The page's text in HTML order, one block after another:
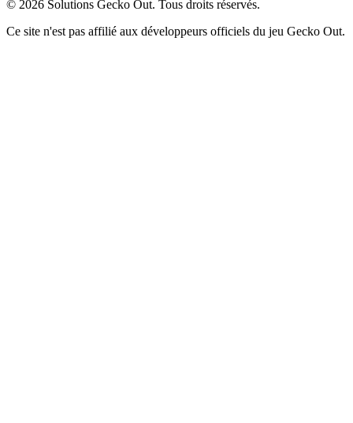
© 2026 Solutions Gecko Out. Tous droits réservés.
Ce site n'est pas affilié aux développeurs officiels du jeu Gecko Out.